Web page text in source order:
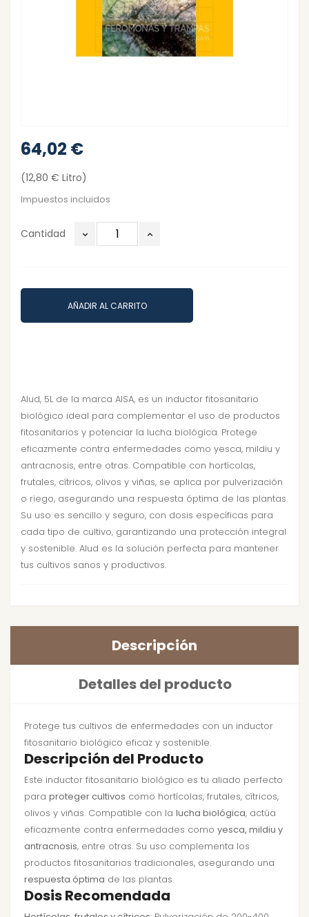
64,02 €
(12,80 € Litro)
Impuestos incluidos
Cantidad
AÑADIR AL CARRITO
Alud, 5L de la marca AISA, es un inductor fitosanitario
biológico ideal para complementar el uso de productos
fitosanitarios y potenciar la lucha biológica. Protege
eficazmente contra enfermedades como yesca, mildiu y
antracnosis, entre otras. Compatible con hortícolas,
frutales, cítricos, olivos y viñas, se aplica por pulverización
o riego, asegurando una respuesta óptima de las plantas.
Su uso es sencillo y seguro, con dosis específicas para
cada tipo de cultivo, garantizando una protección integral
y sostenible. Alud es la solución perfecta para mantener
tus cultivos sanos y productivos.
Descripción
Detalles del producto
Protege tus cultivos de enfermedades con un inductor
fitosanitario biológico eficaz y sostenible.
Descripción del Producto
Este inductor fitosanitario biológico es tu aliado perfecto
para proteger cultivos como hortícolas, frutales, cítricos,
olivos y viñas. Compatible con la lucha biológica, actúa
eficazmente contra enfermedades como yesca, mildiu y
antracnosis, entre otras. Su uso complementa los
productos fitosanitarios tradicionales, asegurando una
respuesta óptima de las plantas.
Dosis Recomendada